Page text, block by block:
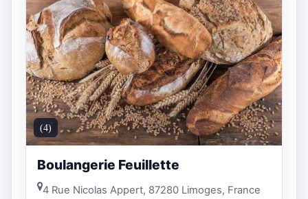
(4)
Boulangerie Feuillette
4 Rue Nicolas Appert, 87280 Limoges, France